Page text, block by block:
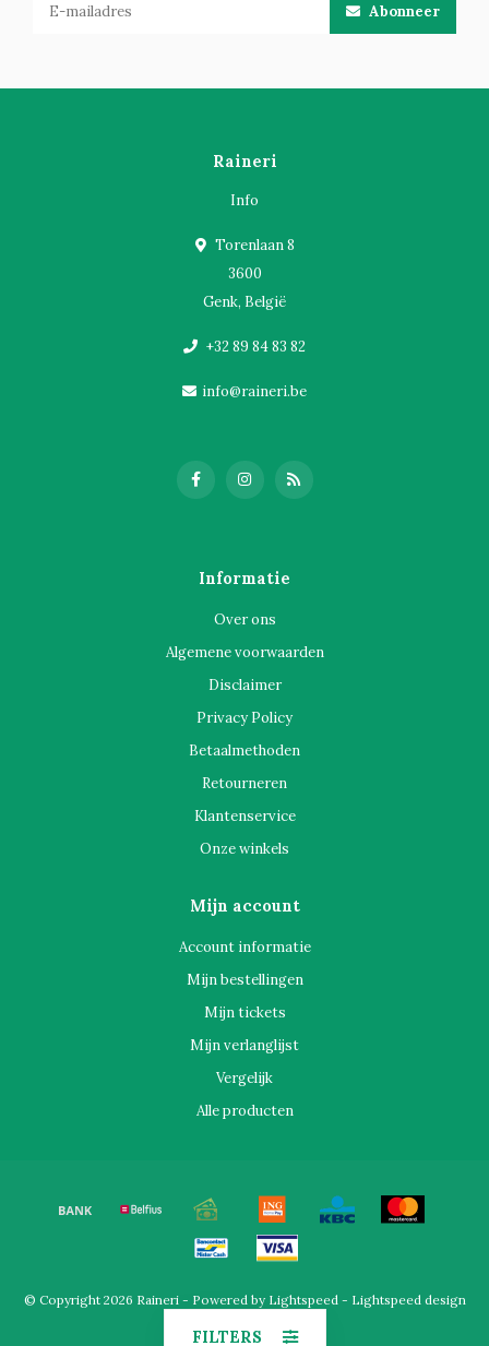
Abonneer
Raineri
Info
Torenlaan 8
3600
Genk, België
+32 89 84 83 82
info@raineri.be
Informatie
Over ons
Algemene voorwaarden
Disclaimer
Privacy Policy
Betaalmethoden
Retourneren
Klantenservice
Onze winkels
Mijn account
Account informatie
Mijn bestellingen
Mijn tickets
Mijn verlanglijst
Vergelijk
Alle producten
© Copyright 2026 Raineri - Powered by Lightspeed - Lightspeed design
Dyvelopment
FILTERS